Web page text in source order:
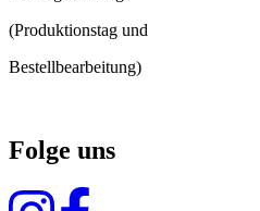
(Produktionstag und
Bestellbearbeitung)
Folge uns